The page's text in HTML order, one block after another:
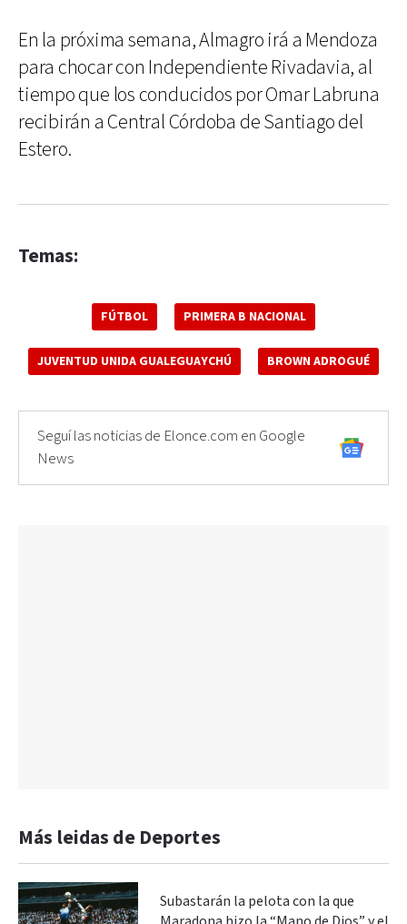
En la próxima semana, Almagro irá a Mendoza
para chocar con Independiente Rivadavia, al
tiempo que los conducidos por Omar Labruna
recibirán a Central Córdoba de Santiago del
Estero.
Temas:
FÚTBOL PRIMERA B NACIONAL
JUVENTUD UNIDA GUALEGUAYCHÚ BROWN ADROGUÉ
Seguí las noticias de Elonce.com en Google
News
Más leidas de Deportes
Subastarán la pelota con la que